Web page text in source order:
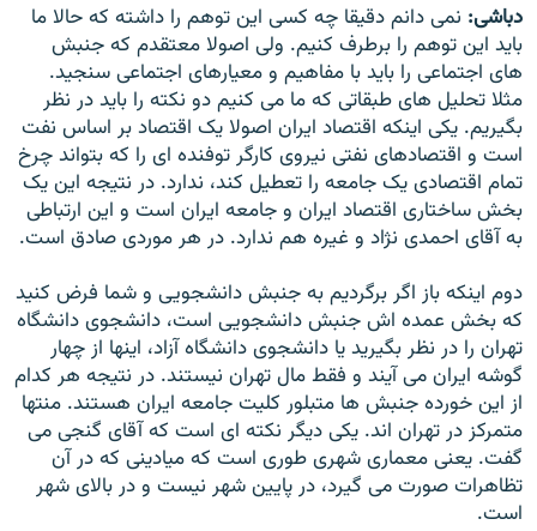
دباشی: نمی دانم دقيقا چه کسی اين توهم را داشته که حالا ما
بايد اين توهم را برطرف کنيم. ولی اصولا معتقدم که جنبش
های اجتماعی را بايد با مفاهيم و معيارهای اجتماعی سنجيد.
مثلا تحليل های طبقاتی که ما می کنيم دو نکته را بايد در نظر
بگيريم. يکی اينکه اقتصاد ايران اصولا يک اقتصاد بر اساس نفت
است و اقتصادهای نفتی نيروی کارگر توفنده ای را که بتواند چرخ
تمام اقتصادی يک جامعه را تعطيل کند، ندارد. در نتيجه اين يک
بخش ساختاری اقتصاد ايران و جامعه ايران است و اين ارتباطی
به آقای احمدی نژاد و غيره هم ندارد. در هر موردی صادق است.
دوم اينکه باز اگر برگرديم به جنبش دانشجويی و شما فرض کنيد
که بخش عمده اش جنبش دانشجويی است، دانشجوی دانشگاه
تهران را در نظر بگيريد يا دانشجوی دانشگاه آزاد، اينها از چهار
گوشه ايران می آيند و فقط مال تهران نيستند. در نتيجه هر کدام
از اين خورده جنبش ها متبلور کليت جامعه ايران هستند. منتها
متمرکز در تهران اند. يکی ديگر نکته ای است که آقای گنجی می
گفت. يعنی معماری شهری طوری است که ميادينی که در آن
تظاهرات صورت می گيرد، در پايین شهر نيست و در بالای شهر
است.